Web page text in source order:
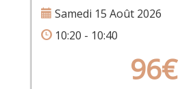
Samedi 15 Août 2026
10:20 - 10:40
96€